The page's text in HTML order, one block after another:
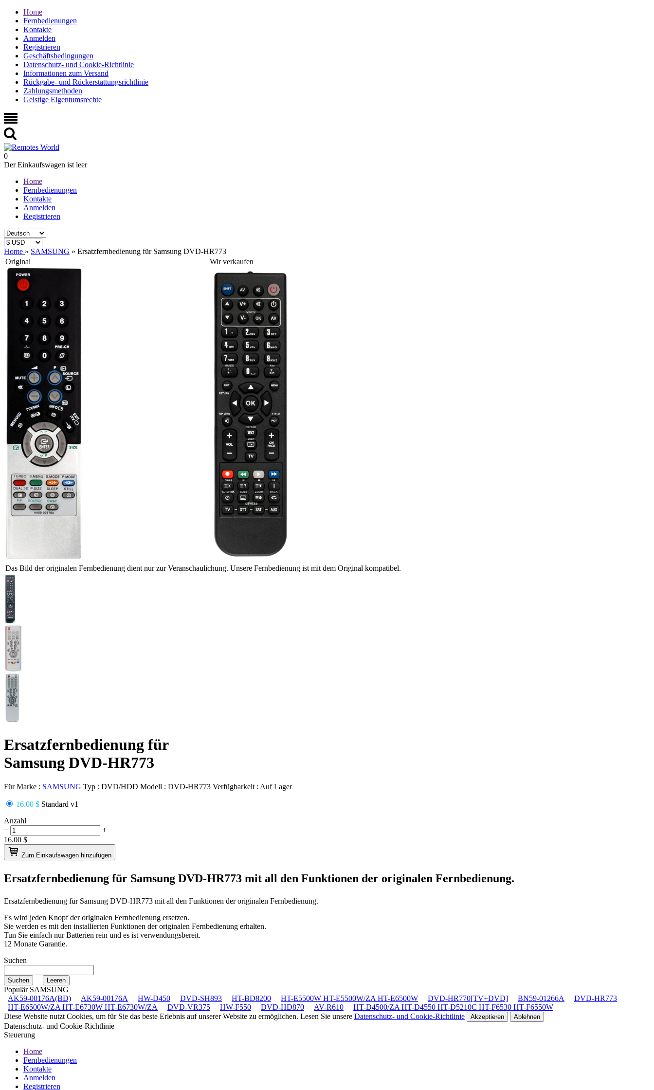
Home
Fernbedienungen
Kontakte
Anmelden
Registrieren
Geschäftsbedingungen
Datenschutz- und Cookie-Richtlinie
Informationen zum Versand
Rückgabe- und Rückerstattungsrichtlinie
Zahlungsmethoden
Geistige Eigentumsrechte
0
Der Einkaufswagen ist leer
Home
Fernbedienungen
Kontakte
Anmelden
Registrieren
Home » SAMSUNG » Ersatzfernbedienung für Samsung DVD-HR773
Original
Wir verkaufen
Das Bild der originalen Fernbedienung dient nur zur Veranschaulichung. Unsere Fernbedienung ist mit dem Original kompatibel.
Ersatzfernbedienung für
Samsung DVD-HR773
Für Marke : SAMSUNG Typ : DVD/HDD Modell : DVD-HR773 Verfügbarkeit : Auf Lager
16.00 $ Standard v1
Anzahl
−
+
16.00 $
Zum Einkaufswagen hinzufügen
Ersatzfernbedienung für Samsung DVD-HR773 mit all den Funktionen der originalen Fernbedienung.
Ersatzfernbedienung fürSamsung DVD-HR773 mit all den Funktionen der originalen Fernbedienung.
Es wird jeden Knopf der originalen Fernbedienung ersetzen.
Sie werden es mit den installierten Funktionen der originalen Fernbedienung erhalten.
Tun Sie einfach nur Batterien rein und es ist verwendungsbereit.
12 Monate Garantie.
Suchen
Populär SAMSUNG
AK59-00176A(BD)
AK59-00176A HW-D450 DVD-SH893 HT-BD8200 HT-E5500W HT-E5500W/ZA HT-E6500W DVD-HR770[TV+DVD] BN59-01266A
DVD-HR773
HT-E6500W/ZA HT-E6730W HT-E6730W/ZA
DVD-VR375 HW-F550 DVD-HD870 AV-R610
HT-D4500/ZA HT-D4550 HT-D5210C HT-F6530 HT-F6550W
Diese Website nutzt Cookies, um für Sie das beste Erlebnis auf unserer Website zu ermöglichen. Lesen Sie unsere Datenschutz- und Cookie-Richtlinie Akzeptieren Ablehnen
Datenschutz- und Cookie-Richtlinie
Steuerung
Home
Fernbedienungen
Kontakte
Anmelden
Registrieren